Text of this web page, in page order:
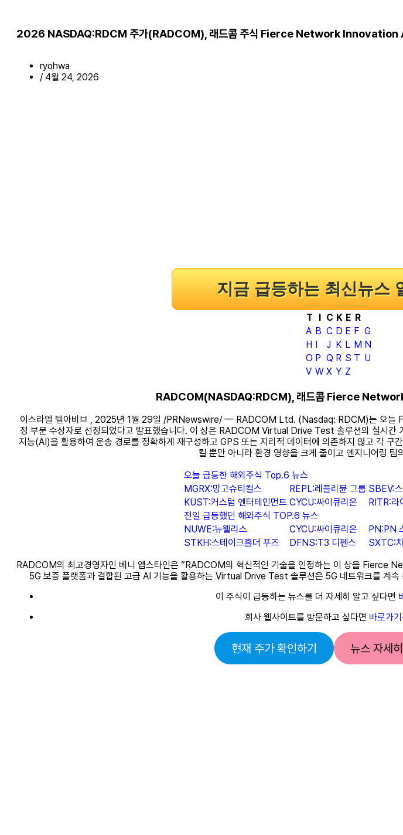
2026 NASDAQ:RDCM 주가(RADCOM), 래드콤 주식 Fierce Network Innovation
ryohwa
/ 4월 24, 2026
지금 급등하는 최신뉴스
T I C K E R
A B C D E F G
H I J K L M N
O P Q R S T U
V W X Y Z
RADCOM(NASDAQ:RDCM), 래드콤 Fierce
이스라엘 텔아비브 , 2025년 1월 29일 /PRNewswire/ — RADCOM Ltd. (Nasdaq: RDCM)는 오늘
정 부문 수상자로 선정되었다고 발표했습니다. 이 상은 RADCOM Virtual Drive Test 솔루션의 실시간
지능(AI)을 활용하여 운송 경로를 정확하게 재구성하고 GPS 또는 지리적 데이터에 의존하지 않고 각 구
킬 뿐만 아니라 환경 영향을 크게 줄이고 엔지니어링 팀
오늘 급등한 해외주식 Top.6 뉴스
MGRX:망고슈티컬스
REPL:레플리뮨 그룹 SBEV:
KUST:커스텀 엔터테인먼트 CYCU:싸이큐리온
RITR:라
전일 급등했던 해외주식 TOP.6 뉴스
NUWE:뉴웰리스
CYCU:싸이큐리온
PN:PN
STKH:스테이크홀더 푸즈
DFNS:T3 디펜스
SXTC:
RADCOM의 최고경영자인 베니 엡스타인은 “RADCOM의 혁신적인 기술을 인정하는 이 상을 Fierce
5G 보증 플랫폼과 결합된 고급 AI 기능을 활용하는 Virtual Drive Test 솔루션은 5G 네트워크를 계속
이 주식이 급등하는 뉴스를 더 자세히 알고 싶다면
회사 웹사이트를 방문하고 싶다면 바로가
현재 주가 확인하기 뉴스 자세